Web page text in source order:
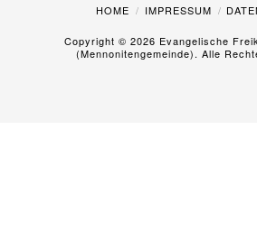
HOME IMPRESSUM
Copyright © 2026 Evangelische
(Mennonitengemeinde). Alle